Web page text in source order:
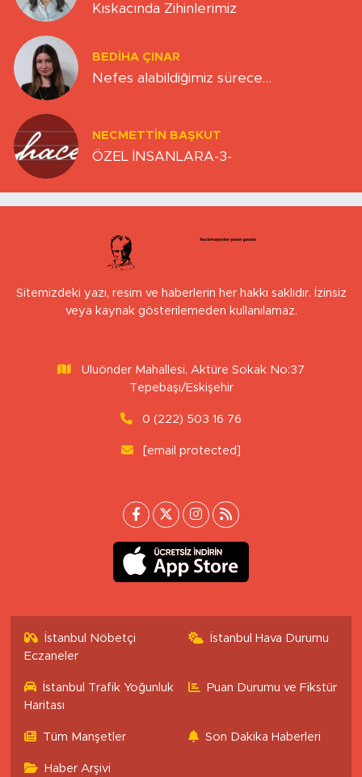
Kıskacında Zihinlerimiz
BEDIHA ÇINAR
Nefes alabildiğimiz sürece…
NECMETTIN BAŞKUT
ÖZEL İNSANLARA-3-
Sitemizdeki yazı, resim ve haberlerin her hakkı saklıdır. İzinsiz
veya kaynak gösterilemeden kullanılamaz.
Uluönder Mahallesi, Aktüre Sokak No:37
Tepebaşı/Eskişehir
0 (222) 503 16 76
[email protected]
İstanbul Nöbetçi
Eczaneler
İstanbul Hava Durumu
İstanbul Trafik Yoğunluk
Haritası
Puan Durumu ve Fikstür
Tüm Manşetler Son Dakika Haberleri
Haber Arşivi